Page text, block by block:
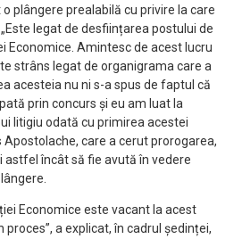
plângere prealabilă cu privire la care
legat de desființarea postului de
Economice. Amintesc de acest lucru
strâns legat de organigrama care a
acesteia nu ni s-a spus de faptul că
prin concurs și eu am luat la
litigiu odată cu primirea acestei
Apostolache, care a cerut prorogarea,
încât să fie avută în vedere
Economice este vacant la acest
a explicat, în cadrul ședinței,